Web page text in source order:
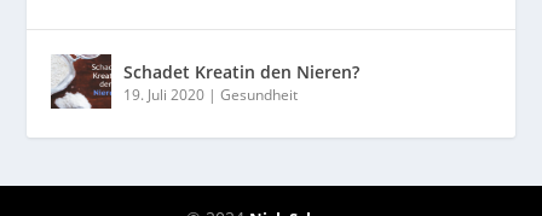
Schadet Kreatin den Nieren?
19. Juli 2020 |Gesundheit